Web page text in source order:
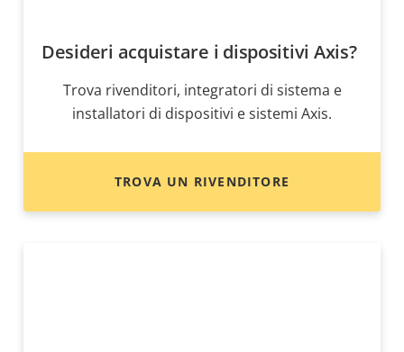
Desideri acquistare i dispositivi Axis?
Trova rivenditori, integratori di sistema e
installatori di dispositivi e sistemi Axis.
TROVA UN RIVENDITORE